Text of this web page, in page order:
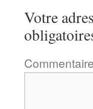
Votre
Commentaire